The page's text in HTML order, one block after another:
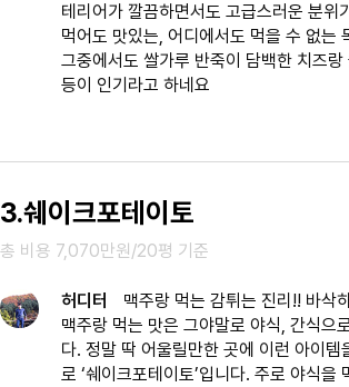
테리어가 깔끔하면서도 고급스러운 분위
먹어도 맛있는, 어디에서도 먹을 수 없는
그중에서도 쌀가루 반죽이 담백한 치즈
등이 인기라고 하네요
3.쉐이크포테이토
총 비용 7,070만원/20평 기준
허디터
맥주랑 먹는 감튀는 진리!! 바삭
맥주랑 먹는 맛은 그야말로 야식, 간식으
다. 정말 딱 어울릴만한 곳에 이런 아이
로 ‘쉐이크포테이토’입니다. 주로 야식을